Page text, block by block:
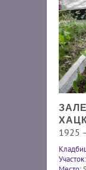
1925
Участок: